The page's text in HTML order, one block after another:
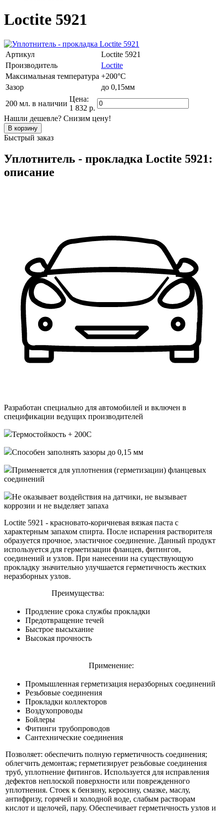
Loctite 5921
Артикул
Loctite 5921
Производитель
Loctite
Максимальная температура +200°C
Зазор
до 0,15мм
200 мл. в наличии
Цена:
1 832 р.
Нашли дешевле? Снизим цену!
Быстрый заказ
Уплотнитель - прокладка Loctite 5921:
описание
Разработан специально для автомобилей и включен в
спецификации ведущих производителей
Термостойкость + 200С
Способен заполнять зазоры до 0,15 мм
Применяется для уплотнения (герметизации) фланцевых
соединений
Не оказывает воздействия на датчики, не вызывает
коррозии и не выделяет запаха
Loctite 5921 - красновато-коричневая вязкая паста с
характерным запахом спирта. После испарения растворителя
образуется прочное, эластичное соединение. Данный продукт
используется для герметизации фланцев, фитингов,
соединений и узлов. При нанесении на существующую
прокладку значительно улучшается герметичность жестких
неразборных узлов.
Преимущества:
Продление срока службы прокладки
Предотвращение течей
Быстрое высыхание
Высокая прочность
Применение:
Промышленная герметизация неразборных соединений
Резьбовые соединения
Прокладки коллекторов
Воздухопроводы
Бойлеры
Фитинги трубопроводов
Сантехнические соединения
Позволяет: обеспечить полную герметичность соединения;
облегчить демонтаж; герметизирует резьбовые соединения
труб, уплотнение фитингов. Используется для исправления
дефектов неплоской поверхности или поврежденного
уплотнения. Стоек к бензину, керосину, смазке, маслу,
антифризу, горячей и холодной воде, слабым растворам
кислот и щелочей, пару. Обеспечивает герметичность узлов и